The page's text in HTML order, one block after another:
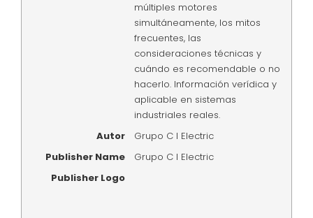
múltiples motores
simultáneamente, los mitos
frecuentes, las
consideraciones técnicas y
cuándo es recomendable o no
hacerlo. Información verídica y
aplicable en sistemas
industriales reales.
Autor
Grupo C I Electric
Publisher Name
Grupo C I Electric
Publisher Logo